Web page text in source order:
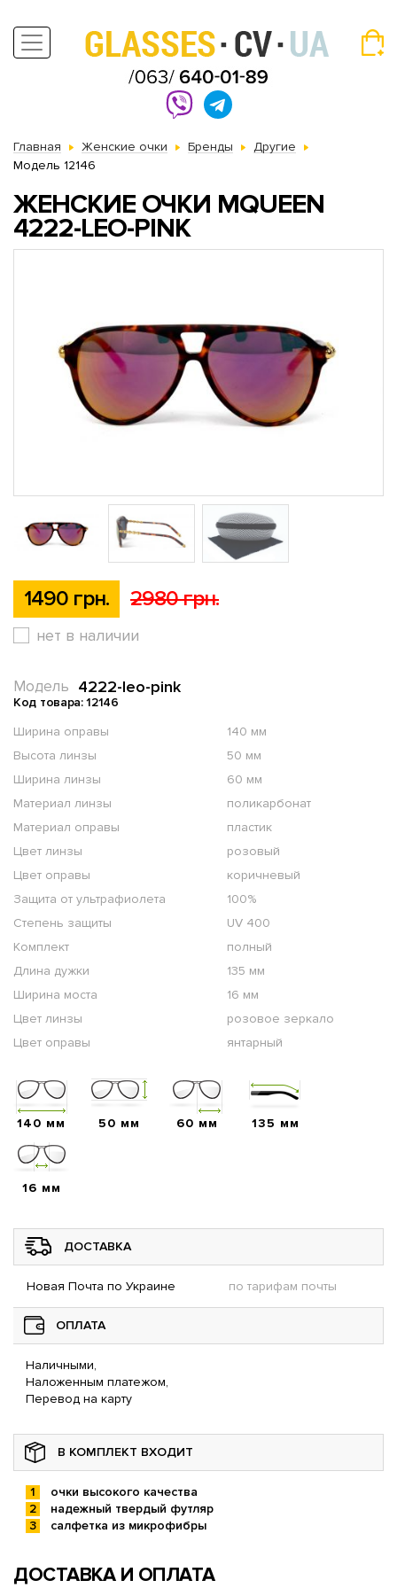
Главная Женские очки Бренды
Другие
Модель 12146
ЖЕНСКИЕ ОЧКИ MQUEEN
4222-LEO-PINK
1490 грн. 2980 грн.
нет в наличии
4222-leo-pink
Модель
Код товара: 12146
Ширина оправы
140 мм
Высота линзы
50 мм
Ширина линзы
60 мм
Материал линзы
поликарбонат
Материал оправы
пластик
Цвет линзы
розовый
Цвет оправы
коричневый
Защита от ультрафиолета
100%
Степень защиты
UV 400
Комплект
полный
Длина дужки
135 мм
Ширина моста
16 мм
Цвет линзы
розовое зеркало
Цвет оправы
янтарный
140 мм 50 мм 60 мм 135 мм
16 мм
ДОСТАВКА
Новая Почта по Украине по тарифам почты
ОПЛАТА
Наличными,
Наложенным платежом,
Перевод на карту
В КОМПЛЕКТ ВХОДИТ
очки высокого качества
надежный твердый футляр
салфетка из микрофибры
ДОСТАВКА И ОПЛАТА